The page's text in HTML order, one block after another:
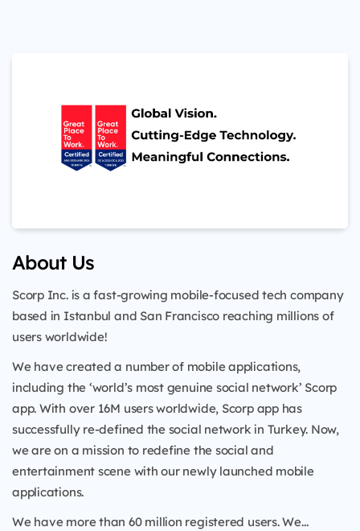
About Us
Scorp Inc. is a fast-growing mobile-focused tech company
based in Istanbul and San Francisco reaching millions of
users worldwide!
We have created a number of mobile applications,
including the ‘world’s most genuine social network’ Scorp
app. With over 16M users worldwide, Scorp app has
successfully re-defined the social network in Turkey. Now,
we are on a mission to redefine the social and
entertainment scene with our newly launched mobile
applications.
We have more than 60 million registered users. We...